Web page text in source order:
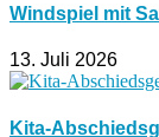
Windspiel mit
13. Juli 2026
Kita-